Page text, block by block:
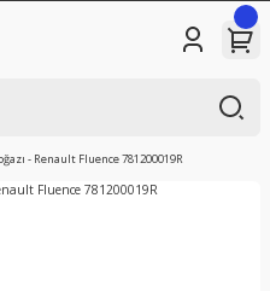
- Renault Fluence 781200019R